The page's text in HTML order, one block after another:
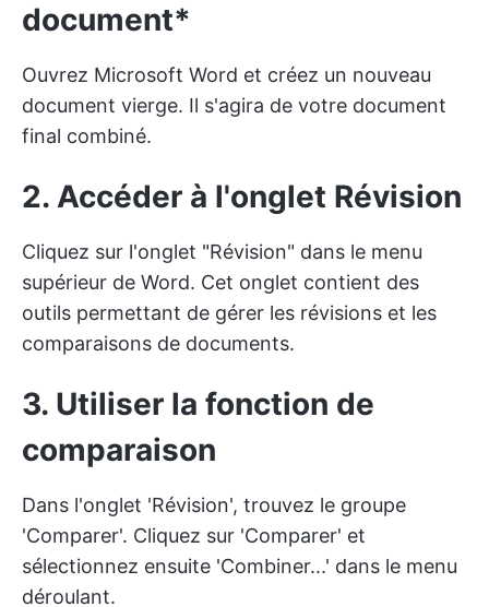
document*
Ouvrez Microsoft Word et créez un nouveau
document vierge. Il s'agira de votre document
final combiné.
2. Accéder à l'onglet Révision
Cliquez sur l'onglet "Révision" dans le menu
supérieur de Word. Cet onglet contient des
outils permettant de gérer les révisions et les
comparaisons de documents.
3. Utiliser la fonction de
comparaison
Dans l'onglet 'Révision', trouvez le groupe
'Comparer'. Cliquez sur 'Comparer' et
sélectionnez ensuite 'Combiner...' dans le menu
déroulant.